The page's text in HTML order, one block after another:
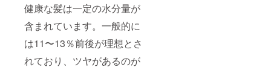
健康な髪は一定の水分量が
含まれています。一般的に
は11〜13％前後が理想とさ
れており、ツヤがあるのが